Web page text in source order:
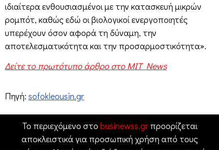
ιδιαίτερα ενθουσιασμένοι με την κατασκευή μικρών
ρομπότ, καθώς εδώ οι βιολογικοί ενεργοποιητές
υπερέχουν όσον αφορά τη δύναμη, την
αποτελεσματικότητα και την προσαρμοστικότητα».
Δείτε το πρωτότυπο άρθρο στο MIT News
Πηγή: sofokleousin.gr
Το περιεχόμενο στο businewss.grπροορίζεται
αποκλειστικά για προσωπική χρήση από τους